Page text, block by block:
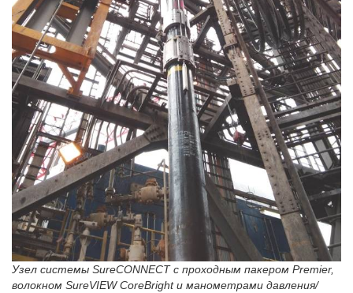
Узел системы SureCONNECT с проходным пакером Premier,
волокном SureVIEW CoreBright и манометрами давления/